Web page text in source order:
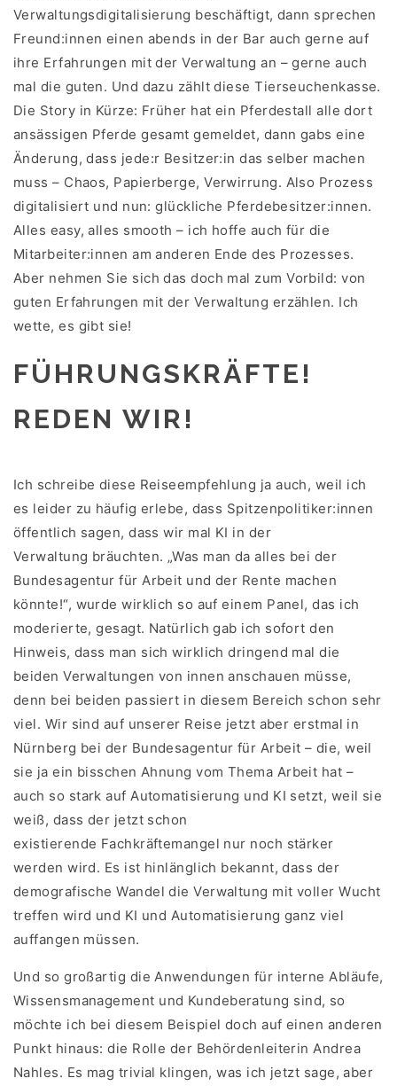
Verwaltungsdigitalisierung beschäftigt, dann sprechen
Freund:innen einen abends in der Bar auch gerne auf
ihre Erfahrungen mit der Verwaltung an – gerne auch
mal die guten. Und dazu zählt diese Tierseuchenkasse.
Die Story in Kürze: Früher hat ein Pferdestall alle dort
ansässigen Pferde gesamt gemeldet, dann gabs eine
Änderung, dass jede:r Besitzer:in das selber machen
muss – Chaos, Papierberge, Verwirrung. Also Prozess
digitalisiert und nun: glückliche Pferdebesitzer:innen.
Alles easy, alles smooth – ich hoffe auch für die
Mitarbeiter:innen am anderen Ende des Prozesses.
Aber nehmen Sie sich das doch mal zum Vorbild: von
guten Erfahrungen mit der Verwaltung erzählen. Ich
wette, es gibt sie!
FÜHRUNGSKRÄFTE!
REDEN WIR!
Ich schreibe diese Reiseempfehlung ja auch, weil ich
es leider zu häufig erlebe, dass Spitzenpolitiker:innen
öffentlich sagen, dass wir mal KI in der
Verwaltung bräuchten. „Was man da alles bei der
Bundesagentur für Arbeit und der Rente machen
könnte!“, wurde wirklich so auf einem Panel, das ich
moderierte, gesagt. Natürlich gab ich sofort den
Hinweis, dass man sich wirklich dringend mal die
beiden Verwaltungen von innen anschauen müsse,
denn bei beiden passiert in diesem Bereich schon sehr
viel. Wir sind auf unserer Reise jetzt aber erstmal in
Nürnberg bei der Bundesagentur für Arbeit – die, weil
sie ja ein bisschen Ahnung vom Thema Arbeit hat –
auch so stark auf Automatisierung und KI setzt, weil sie
weiß, dass der jetzt schon
existierende Fachkräftemangel nur noch stärker
werden wird. Es ist hinlänglich bekannt, dass der
demografische Wandel die Verwaltung mit voller Wucht
treffen wird und KI und Automatisierung ganz viel
auffangen müssen.
Und so großartig die Anwendungen für interne Abläufe,
Wissensmanagement und Kundeberatung sind, so
möchte ich bei diesem Beispiel doch auf einen anderen
Punkt hinaus: die Rolle der Behördenleiterin Andrea
Nahles. Es mag trivial klingen, was ich jetzt sage, aber